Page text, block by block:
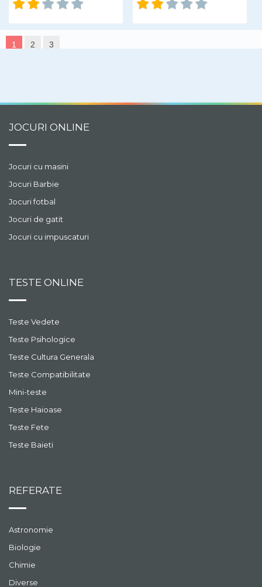
1 2 3
JOCURI ONLINE
Jocuri cu masini
Jocuri Barbie
Jocuri fotbal
Jocuri de gatit
Jocuri cu impuscaturi
TESTE ONLINE
Teste Vedete
Teste Psihologice
Teste Cultura Generala
Teste Compatibilitate
Mini-teste
Teste Haioase
Teste Fete
Teste Baieti
REFERATE
Astronomie
Biologie
Chimie
Diverse